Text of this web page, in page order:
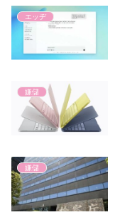
エッヂ
嫌儲
嫌儲